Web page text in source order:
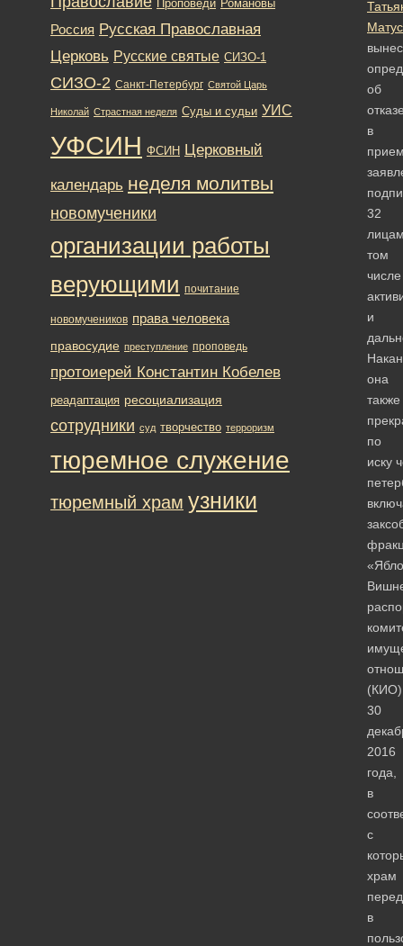
об
в
32
том
и
она
также
по
иску
(КИО)
30
2016
года,
в
с
храм
в
Проповеди Романовы
Россия Русская Православная
Церковь Русские святые СИЗО-1
СИЗО-2 Санкт-Петербург Святой Царь
Николай Страстная неделя Суды и судьи УИС
УФСИН ФСИН Церковный
календарь неделя молитвы
новомученики
организации работы
верующими почитание
новомучеников права человека
правосудие преступление проповедь
протоиерей Константин Кобелев
реадаптация ресоциализация
сотрудники суд творчество терроризм
тюремное служение
тюремный храм узники